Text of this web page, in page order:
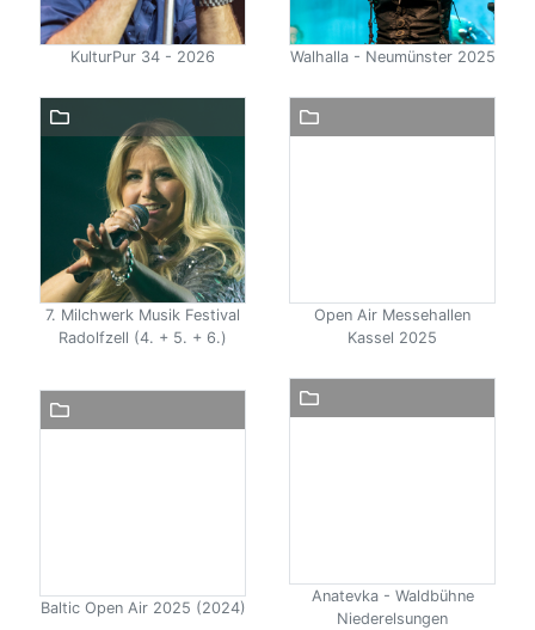
KulturPur 34 - 2026 Walhalla - Neumünster 2025
7. Milchwerk Musik Festival
Radolfzell (4. + 5. + 6.)
Open Air Messehallen
Kassel 2025
Baltic Open Air 2025 (2024)
Anatevka - Waldbühne
Niederelsungen